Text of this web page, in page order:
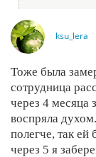
ksu_lera
Тоже была
сотрудница
через 4 месяца
воспряла
полегче, так ей
через 5 я